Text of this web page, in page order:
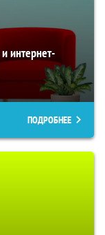
интернет-
ПОДРОБНЕЕ